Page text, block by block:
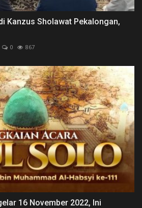
Kanzus Sholawat Pekalongan,
0 867
16 November 2022, Ini